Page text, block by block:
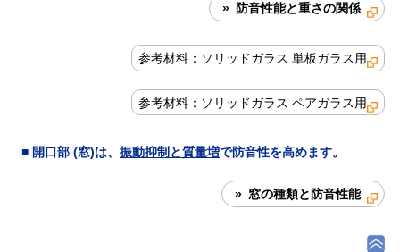
» 防音性能と重さの関係
参考材料：ソリッドガラス 単板ガラス用
参考材料：ソリッドガラス ペアガラス用
■ 開口部 (窓)は、 振動抑制と質量増で防音性を高めます。
» 窓の種類と防音性能